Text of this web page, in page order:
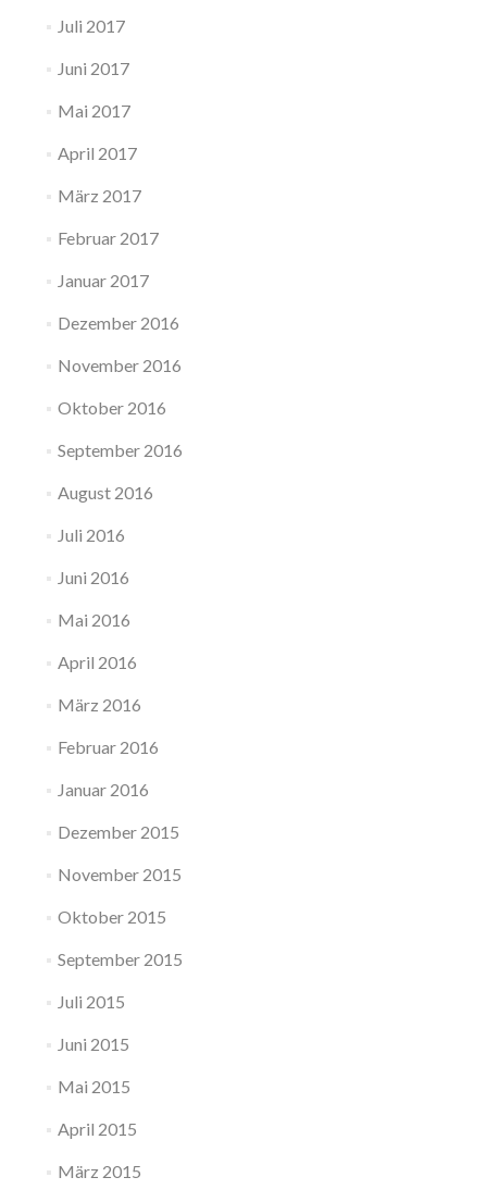
Juli 2017
Juni 2017
Mai 2017
April 2017
März 2017
Februar 2017
Januar 2017
Dezember 2016
November 2016
Oktober 2016
September 2016
August 2016
Juli 2016
Juni 2016
Mai 2016
April 2016
März 2016
Februar 2016
Januar 2016
Dezember 2015
November 2015
Oktober 2015
September 2015
Juli 2015
Juni 2015
Mai 2015
April 2015
März 2015